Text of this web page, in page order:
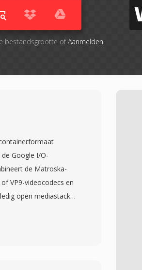
bestandsgrootte ofAanmelden
Google I/O-
de Matroska-
VP9-videocodecs en
open mediastack
Google bracht